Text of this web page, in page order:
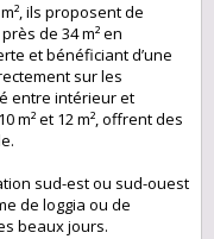
ils proposent de
de 34 m² en
et bénéficiant d’une
sur les
entre intérieur et
m² et 12 m², offrent des
sud-est ou sud-ouest
de loggia ou de
beaux jours.